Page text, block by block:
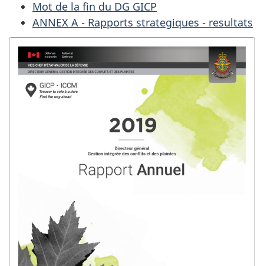
Mot de la fin du DG GICP
ANNEX A - Rapports strategiques - resultats